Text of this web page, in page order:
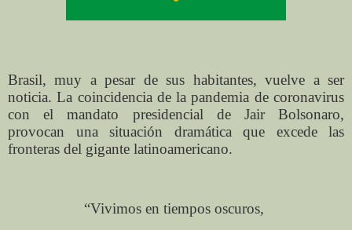
Brasil, muy a pesar de sus habitantes, vuelve a ser
noticia. La coincidencia de la pandemia de coronavirus
con el mandato presidencial de Jair Bolsonaro,
provocan una situación dramática que excede las
fronteras del gigante latinoamericano.
“Vivimos en tiempos oscuros,